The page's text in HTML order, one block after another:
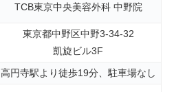
TCB東京中央美容外科 中野院
東京都中野区中野3-34-32
凱旋ビル3F
高円寺駅より徒歩19分、駐車場なし